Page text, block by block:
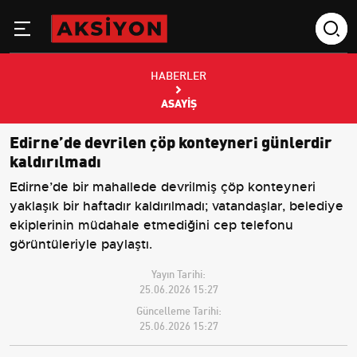
HABERLER
ASAYIŞ
Edirne’de devrilen çöp konteyneri günlerdir
kaldırılmadı
Edirne’de bir mahallede devrilmiş çöp konteyneri
yaklaşık bir haftadır kaldırılmadı; vatandaşlar, belediye
ekiplerinin müdahale etmediğini cep telefonu
görüntüleriyle paylaştı.
Yayın Tarihi:
25.06.2026 15:27
Güncelleme Tarihi:
25.06.2026 15:27